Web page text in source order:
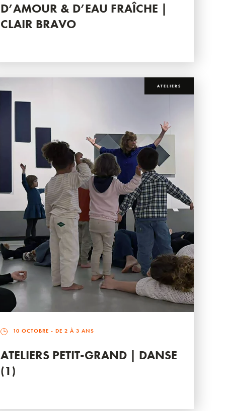
D’AMOUR & D’EAU FRAÎCHE |
CLAIR BRAVO
ATELIERS
10 OCTOBRE - DE 2 À 3 ANS
ATELIERS PETIT-GRAND | DANSE
(1)